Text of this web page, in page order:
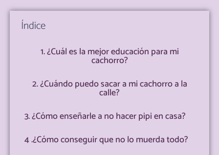
Índice
1. ¿Cuál es la mejor educación para mi
cachorro?
2. ¿Cuándo puedo sacar a mi cachorro a la
calle?
3. ¿Cómo enseñarle a no hacer pipi en casa?
4 .¿Cómo conseguir que no lo muerda todo?